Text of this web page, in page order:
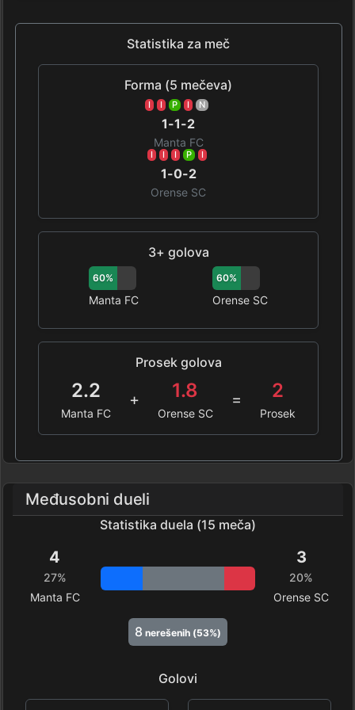
Statistika za meč
Forma (5 mečeva)
I I P I N
1-1-2
Manta FC
I I I P I
1-0-2
Orense SC
3+ golova
60%
Manta FC
60%
Orense SC
Prosek golova
2.2
Manta FC
+ 1.8
Orense SC
= 2
Prosek
Međusobni dueli
Statistika duela (15 meča)
4
27%
Manta FC
3
20%
Orense SC
8 nerešenih (53%)
Golovi